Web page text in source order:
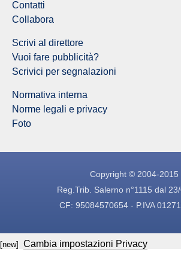
Contatti
Collabora
Scrivi al direttore
Vuoi fare pubblicità?
Scrivici per segnalazioni
Normativa interna
Norme legali e privacy
Foto
Copyright © 2004-2015
Reg.Trib. Salerno n°1115 dal
CF: 95084570654 - P.IVA
[new] Cambia impostazioni Privacy